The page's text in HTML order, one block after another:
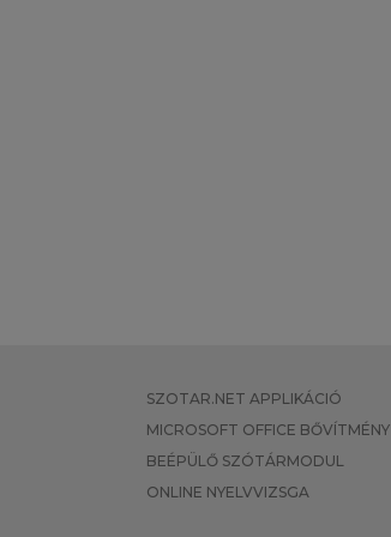
SZOTAR.NET APPLIKÁCIÓ
MICROSOFT OFFICE BŐVÍTMÉNY
BEÉPÜLŐ SZÓTÁRMODUL
ONLINE NYELVVIZSGA